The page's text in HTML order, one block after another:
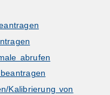
abrufen
Kalibrierung von